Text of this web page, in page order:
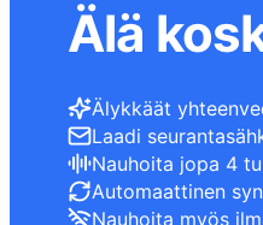
Älä
Älykkäät
Laadi
Nauhoita jopa 4
Automaattinen
Nauhoita myös